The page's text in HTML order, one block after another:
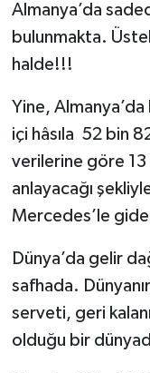
Almanya’da
bulunmakta.
halde!!!
Yine,
içi hâsıla 52 bin
verilerine göre 13
anlayacağı
Mercedes’le
Dünya’da gelir
safhada.
serveti, geri
olduğu bir